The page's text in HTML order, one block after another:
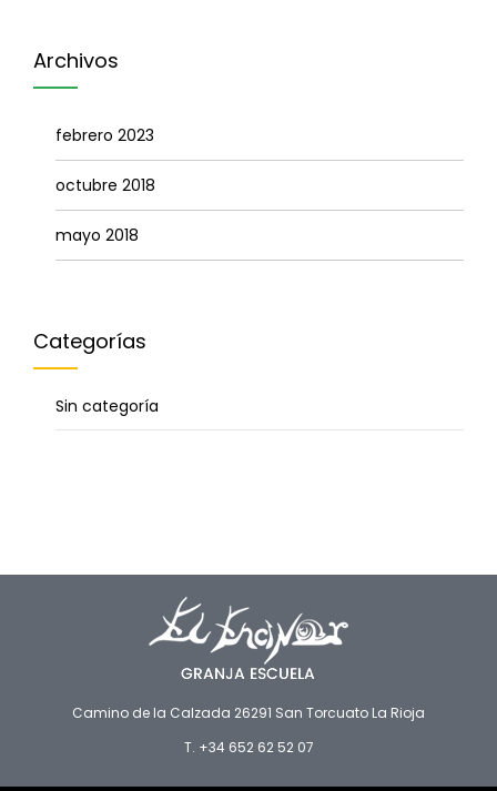
Archivos
febrero 2023
octubre 2018
mayo 2018
Categorías
Sin categoría
Camino de la Calzada 26291 San Torcuato La Rioja
T. +34 652 62 52 07